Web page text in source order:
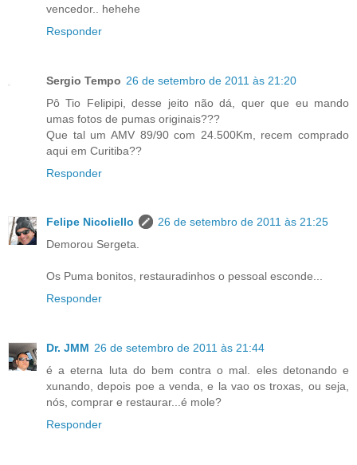
vencedor.. hehehe
Responder
Sergio Tempo 26 de setembro de 2011 às 21:20
Pô Tio Felipipi, desse jeito não dá, quer que eu mando
umas fotos de pumas originais???
Que tal um AMV 89/90 com 24.500Km, recem comprado
aqui em Curitiba??
Responder
Felipe Nicoliello
26 de setembro de 2011 às 21:25
Demorou Sergeta.
Os Puma bonitos, restauradinhos o pessoal esconde...
Responder
Dr. JMM 26 de setembro de 2011 às 21:44
é a eterna luta do bem contra o mal. eles detonando e
xunando, depois poe a venda, e la vao os troxas, ou seja,
nós, comprar e restaurar...é mole?
Responder